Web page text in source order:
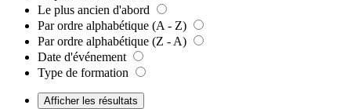
Le plus ancien d'abord
Par ordre alphabétique (A - Z)
Par ordre alphabétique (Z - A)
Date d'événement
Type de formation
Afficher les résultats